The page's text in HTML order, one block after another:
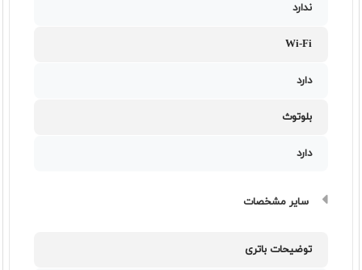
ندارد
Wi-Fi
دارد
بلوتوث
دارد
سایر مشخصات
توضیحات باتری